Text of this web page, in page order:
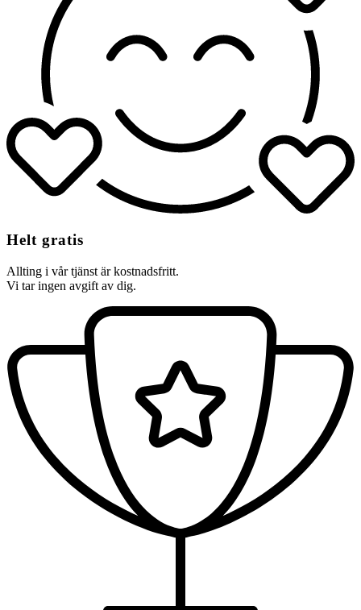
Helt gratis
Allting i vår tjänst är kostnadsfritt.
Vi tar ingen avgift av dig.